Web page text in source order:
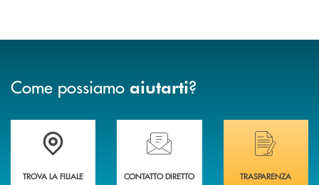
Come possiamo aiutarti?
Trova la filiale più vicina a Te
TROVA LA FILIALE
Hai bisogno di assistenza immediata?
CONTATTO DIRETTO
Hai bisogno di
TRASPARENZA